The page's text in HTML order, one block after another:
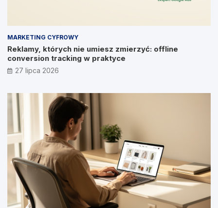
MARKETING CYFROWY
Reklamy, których nie umiesz zmierzyć: offline
conversion tracking w praktyce
27 lipca 2026